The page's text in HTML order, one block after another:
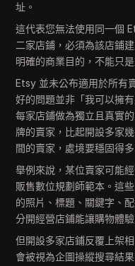
址。
這代表您無法使用同一個
二家店鋪，必須為該店鋪
明確的商業目的，不能只
Etsy 並未公布適用於所有
好的問題並非「我可以擁
每家店鋪做為獨立且真實
牌的賣家，比起開設多家
間的賣家，處境要穩固得多
舉例來說，某位賣家可能
販售數位規劃師範本。這
的照片、標題、關鍵字、
分開經營店鋪能讓購物體驗
但開設多家店鋪反覆上架
會被視為企圖操縱搜尋結